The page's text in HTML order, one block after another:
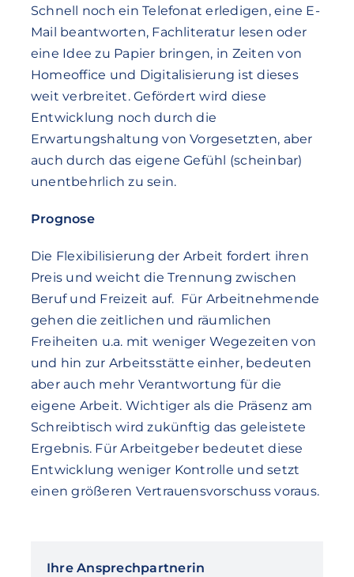
Schnell noch ein Telefonat erledigen, eine E-
Mail beantworten, Fachliteratur lesen oder
eine Idee zu Papier bringen, in Zeiten von
Homeoffice und Digitalisierung ist dieses
weit verbreitet. Gefördert wird diese
Entwicklung noch durch die
Erwartungshaltung von Vorgesetzten, aber
auch durch das eigene Gefühl (scheinbar)
unentbehrlich zu sein.
Prognose
Die Flexibilisierung der Arbeit fordert ihren
Preis und weicht die Trennung zwischen
Beruf und Freizeit auf. Für Arbeitnehmende
gehen die zeitlichen und räumlichen
Freiheiten u.a. mit weniger Wegezeiten von
und hin zur Arbeitsstätte einher, bedeuten
aber auch mehr Verantwortung für die
eigene Arbeit. Wichtiger als die Präsenz am
Schreibtisch wird zukünftig das geleistete
Ergebnis. Für Arbeitgeber bedeutet diese
Entwicklung weniger Kontrolle und setzt
einen größeren Vertrauensvorschuss voraus.
Ihre Ansprechpartnerin